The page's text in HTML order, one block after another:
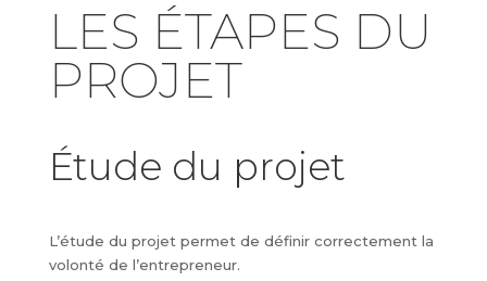
LES ÉTAPES DU
PROJET
Étude du projet
L’étude du projet permet de définir correctement la
volonté de l’entrepreneur.